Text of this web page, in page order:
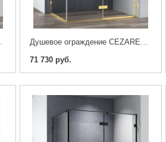
C-BORO
Душевое ограждение CEZARES BELLAGIO-A-1-100-C-BORO
71 730 руб.